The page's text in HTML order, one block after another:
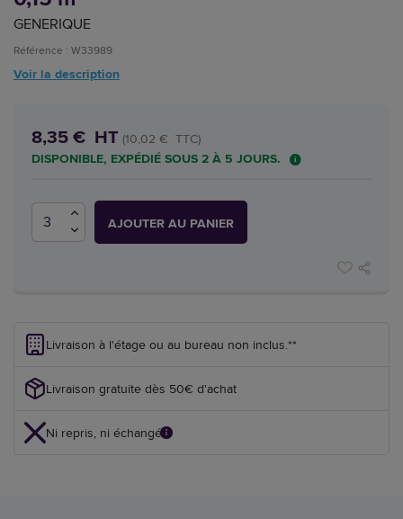
GENERIQUE
Référence : W33989
Voir la description
8,35 € HT (10,02 € TTC)
DISPONIBLE, EXPÉDIÉ SOUS 2 À 5 JOURS.
AJOUTER AU PANIER
Livraison à l'étage ou au bureau non inclus.**
Livraison gratuite dès 50€ d'achat
Ni repris, ni échangé